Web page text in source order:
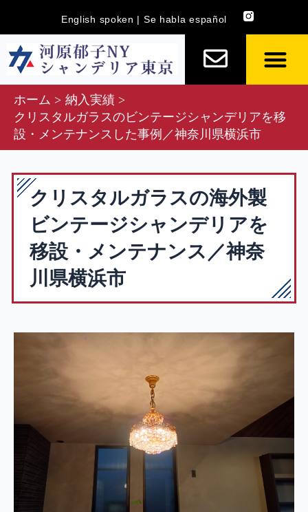
を
English spoken | Se habla español
ホーム
納入実績
クリスタルガラスのビンテージシャンデリアを移
設・メンテナンスした事例／神奈川県横浜市
クリスタルガラスの海外製
ビンテージシャンデリアを
移設・メンテナンス／神奈
川県横浜市